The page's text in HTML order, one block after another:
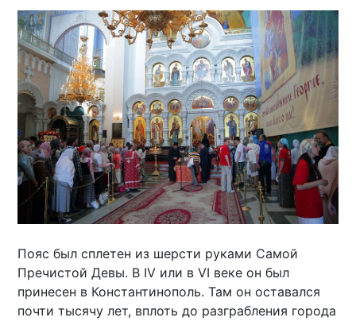
Пояс был сплетен из шерсти руками Самой
Пречистой Девы. В IV или в VI веке он был
принесен в Константинополь. Там он оставался
почти тысячу лет, вплоть до разграбления города